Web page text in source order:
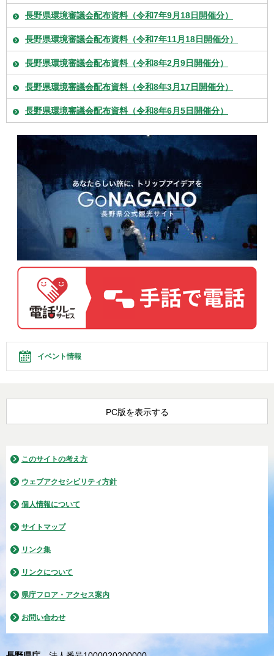
長野県環境審議会配布資料（令和7年9月18日開催分）
長野県環境審議会配布資料（令和7年11月18日開催分）
長野県環境審議会配布資料（令和8年2月9日開催分）
長野県環境審議会配布資料（令和8年3月17日開催分）
長野県環境審議会配布資料（令和8年6月5日開催分）
イベント情報
PC版を表示する
このサイトの考え方
ウェブアクセシビリティ方針
個人情報について
サイトマップ
リンク集
リンクについて
県庁フロア・アクセス案内
お問い合わせ